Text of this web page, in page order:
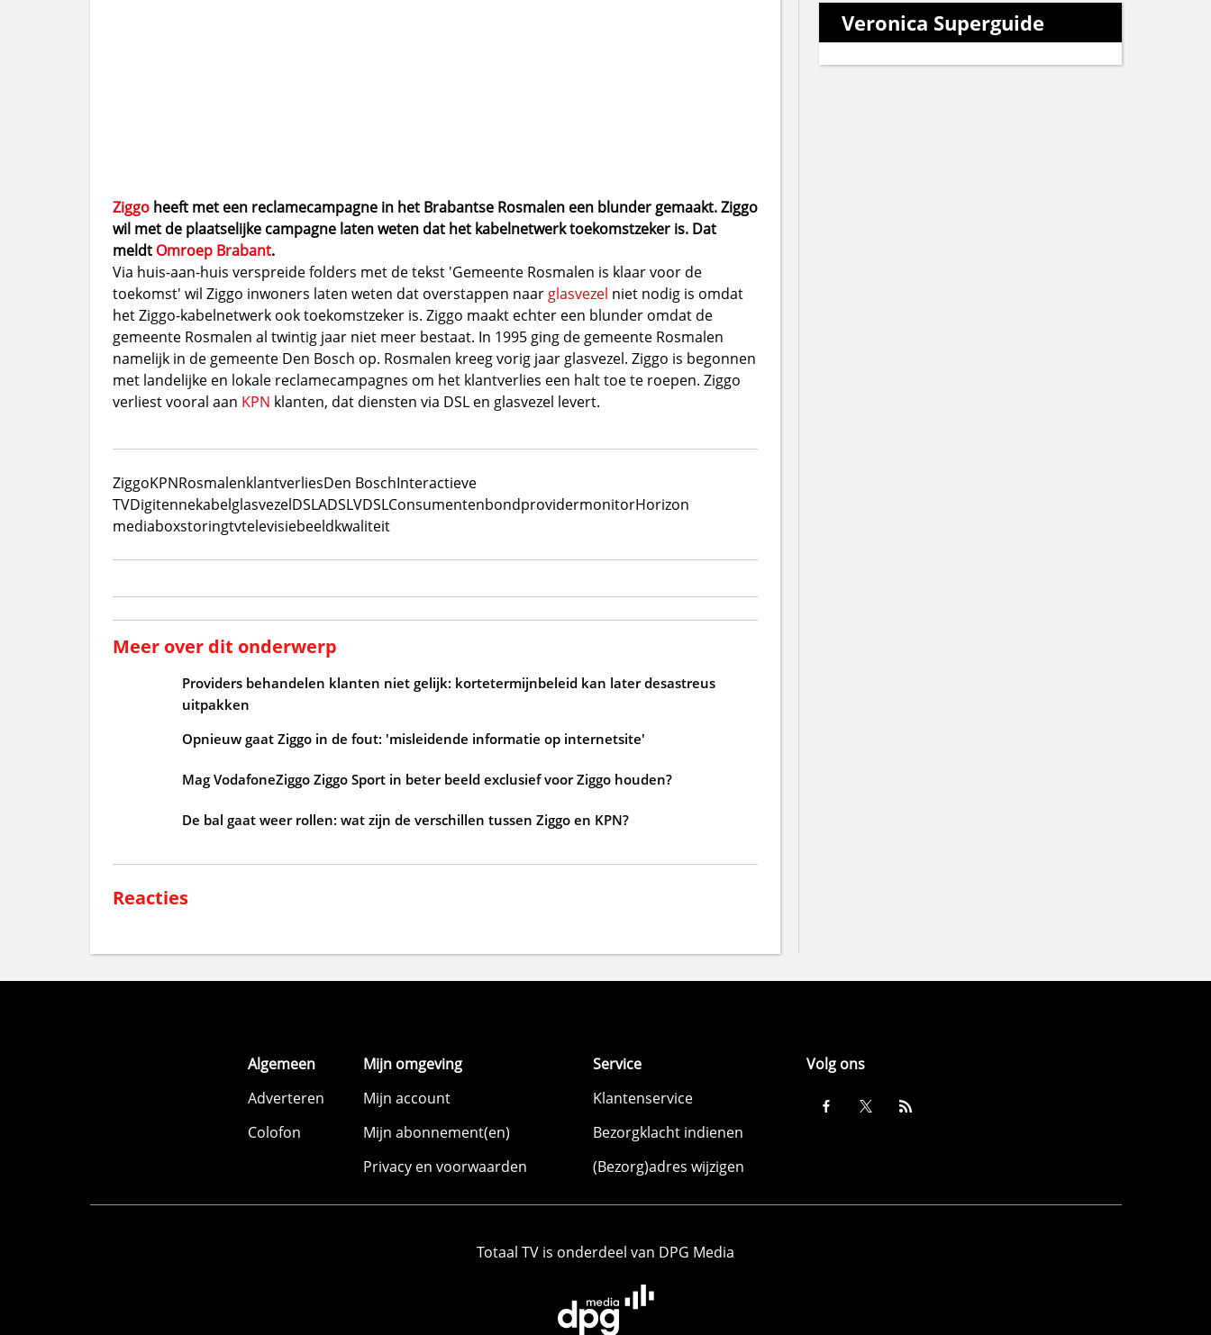
Ziggoheeft met een reclamecampagne in het Brabantse Rosmalen een blunder gemaakt. Ziggo
wil met de plaatselijke campagne laten weten dat het kabelnetwerk toekomstzeker is. Dat
meldt Omroep Brabant.
Via huis-aan-huis verspreide folders met de tekst 'Gemeente Rosmalen is klaar voor de
toekomst' wil Ziggo inwoners laten weten dat overstappen naar glasvezel niet nodig is omdat
het Ziggo-kabelnetwerk ook toekomstzeker is. Ziggo maakt echter een blunder omdat de
gemeente Rosmalen al twintig jaar niet meer bestaat. In 1995 ging de gemeente Rosmalen
namelijk in de gemeente Den Bosch op. Rosmalen kreeg vorig jaar glasvezel. Ziggo is begonnen
met landelijke en lokale reclamecampagnes om het klantverlies een halt toe te roepen. Ziggo
verliest vooral aan KPN klanten, dat diensten via DSL en glasvezel levert.
ZiggoKPNRosmalenklantverliesDen BoschInteractieve
TVDigitennekabelglasvezelDSLADSLVDSLConsumentenbondprovidermonitorHorizon
mediaboxstoringtvtelevisiebeeldkwaliteit
Meer over dit onderwerp
Providers behandelen klanten niet gelijk: kortetermijnbeleid kan later desastreus
uitpakken
Opnieuw gaat Ziggo in de fout: 'misleidende informatie op internetsite'
Mag VodafoneZiggo Ziggo Sport in beter beeld exclusief voor Ziggo houden?
De bal gaat weer rollen: wat zijn de verschillen tussen Ziggo en KPN?
Reacties
Veronica Superguide
Algemeen
Adverteren
Colofon
Mijn omgeving
Mijn account
Mijn abonnement(en)
Privacy en voorwaarden
Service
Klantenservice
Bezorgklacht indienen
(Bezorg)adres wijzigen
Volg ons
Totaal TV is onderdeel van DPG Media